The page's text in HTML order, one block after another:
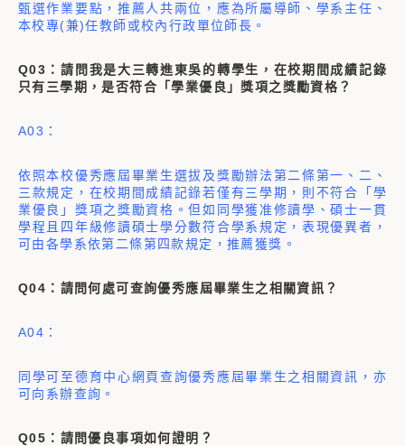
甄選作業要點，推薦人共兩位，應為所屬導師、 學系主任、
本校專(兼)任教師或校內行政單位師長。
Q03：請問我是大三轉進東吳的轉學生，在校期間成績記錄
只有三學期，是否符合「學業優良」獎項之獎勵資格？
A03：
依照本校優秀應屆畢業生選拔及獎勵辦法第二條第一、二、
三款規定，在校期間成績記錄若僅有三學期，則不符合「學
業優良」獎項之獎勵資格。但如同學獲准修讀學、碩士一貫
學程且四年級修讀碩士學分數符合學系規定，表現優異者，
可由各學系依第二條第四款規定，推薦獲獎。
Q04：請問何處可查詢優秀應屆畢業生之相關資訊？
A04：
同學可至德育中心網頁查詢優秀應屆畢業生之相關資訊，亦
可向系辦查詢。
Q05：請問優良事項如何證明？